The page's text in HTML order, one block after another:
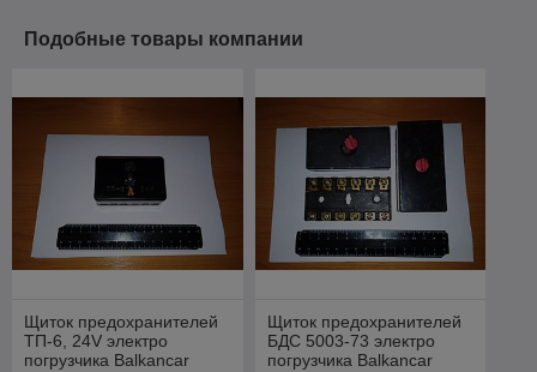
Подобные товары компании
Щиток предохранителей
ТП-6, 24V электро
погрузчика Balkancar
Щиток предохранителей
БДС 5003-73 электро
погрузчика Balkancar